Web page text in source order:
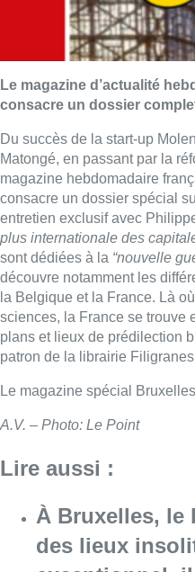
Le magazine d’actualité
consacre un dossier
Du succès de la start-up
Matongé, en passant par la
magazine hebdomadaire
consacre un dossier spécial
entretien exclusif avec
plus internationale des
sont dédiées à la “nouvelle
découvre notamment les
la Belgique et la France. Là
sciences, la France se trouve
plans et lieux de prédilection
patron de la librairie
Le magazine spécial
A.V. – Photo: Le Point
Lire aussi :
À Bruxelles, le
des lieux